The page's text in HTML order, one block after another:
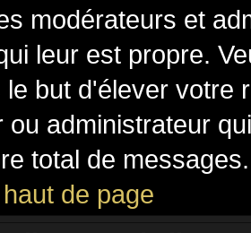
modérateurs et
leur est propre.
but d'élever votre
ou administrateur
total de messages.
de page